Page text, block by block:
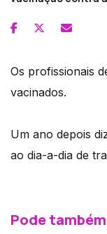
Os profissionais
vacinados.
Um ano depois
ao dia-a-dia de
Pode